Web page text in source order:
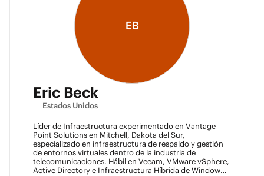
EB
Eric Beck
Estados Unidos
Líder de Infraestructura experimentado en Vantage
Point Solutions en Mitchell, Dakota del Sur,
especializado en infraestructura de respaldo y gestión
de entornos virtuales dentro de la industria de
telecomunicaciones. Hábil en Veeam, VMware vSphere,
Active Directory e Infraestructura Híbrida de Windows